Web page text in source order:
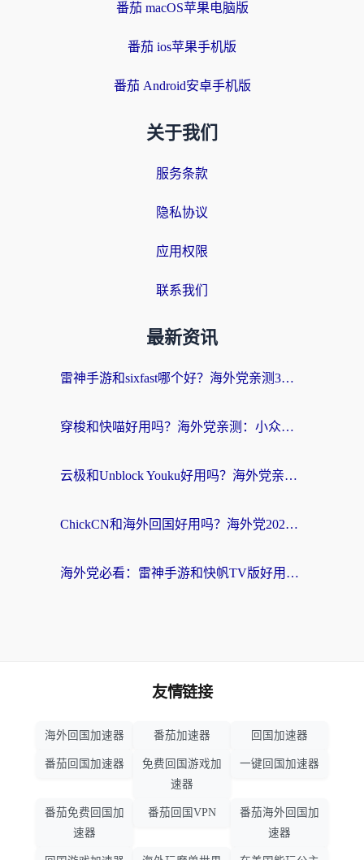
番茄 macOS苹果电脑版
番茄 ios苹果手机版
番茄 Android安卓手机版
关于我们
服务条款
隐私协议
应用权限
联系我们
最新资讯
雷神手游和sixfast哪个好？海外党亲测3款回国加速器，教你选对不踩坑
穿梭和快喵好用吗？海外党亲测：小众加速器对比+番茄加速器深度体验
云极和Unblock Youku好用吗？海外党亲测+2026回国加速器避坑指南
ChickCN和海外回国好用吗？海外党2026亲测：从手游到影音，选对加速器的3个关键
海外党必看：雷神手游和快帆TV版好用吗？3步选对回国加速器不踩坑
友情链接
海外回国加速器 番茄加速器 回国加速器
番茄回国加速器
免费回国游戏加
速器
一键回国加速器
番茄免费回国加
速器
番茄回国VPN
番茄海外回国加
速器